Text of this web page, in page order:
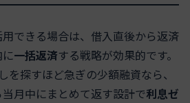
用できる場合は、借入直後から返済
一括返済する戦略が効果的です。
を探すほど急ぎの少額融資なら、
月中にまとめて返す設計で利息ゼ